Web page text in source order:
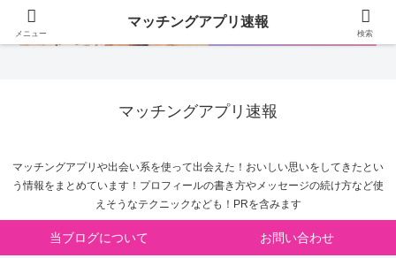
マッチングアプリ速報
マッチングアプリや出会い系を使って出会えた！おいしい思いをしてきたとい
う情報をまとめています！プロフィールの書き方やメッセージの続け方など使
えそうなテクニックなども！PRを含みます
当ブログについて お問い合わせ
メニュー
マッチングアプリ速報
検索